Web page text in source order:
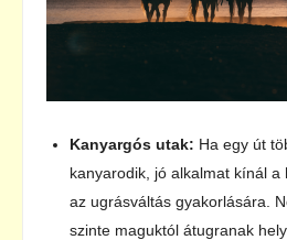
Kanyargós utak: Ha egy út
kanyarodik, jó alkalmat kínál
az ugrásváltás gyakorlására.
szinte maguktól átugranak